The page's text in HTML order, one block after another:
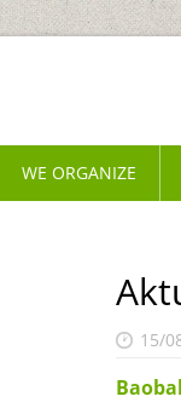
15/
WE ORGANIZE